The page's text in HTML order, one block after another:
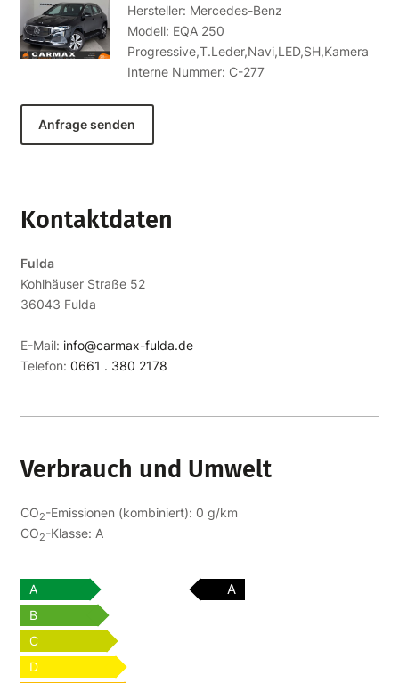
Hersteller: Mercedes-Benz
Modell: EQA 250
Progressive,T.Leder,Navi,LED,SH,Kamera
Interne Nummer: C-277
Anfrage senden
Kontaktdaten
Fulda
Kohlhäuser Straße 52
36043 Fulda
E-Mail: info@carmax-fulda.de
Telefon: 0661 . 380 2178
Verbrauch und Umwelt
CO2-Emissionen (kombiniert): 0 g/km
CO2-Klasse: A
A A
B
C
D